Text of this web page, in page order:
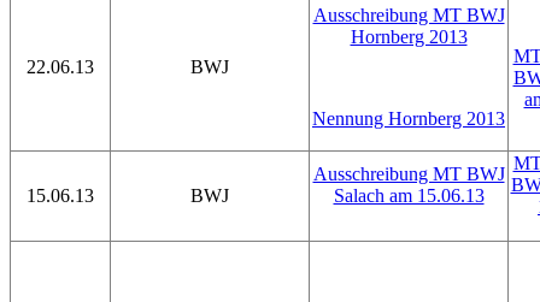
22.06.13 BWJ
Ausschreibung MT BWJ
Hornberg 2013
Nennung Hornberg 2013
15.06.13 BWJ
Ausschreibung MT BWJ
Salach am 15.06.13